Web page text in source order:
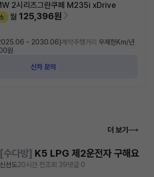
2시리즈그란쿠페 M235i xDrive
월 125,396원
~ 2030.06)계약주행거리 무제한Km/년
원
신차 문의
더 보기
[수다방] K5 LPG 제2운전자 구해요
신선도20시간 전조회 39댓글 0